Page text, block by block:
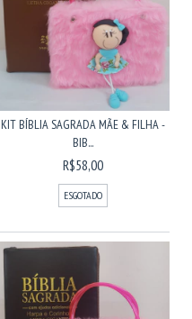
KIT BÍBLIA SAGRADA MÃE & FILHA -
BIB...
R$58,00
ESGOTADO